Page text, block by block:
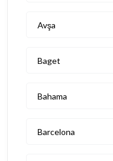
Avşa
Baget
Bahama
Barcelona